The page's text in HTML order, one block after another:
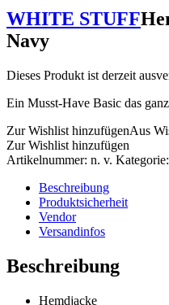
WHITE STUFF
Navy
Dieses Produkt ist derzeit
Ein Musst-Have Basic das
Zur Wishlist hinzufügenAus
Zur Wishlist hinzufügen
Artikelnummer: n. v. Kategorie:
Beschreibung
Produktsicherheit
Vendor
Versandinfos
Beschreibung
Hemdjacke